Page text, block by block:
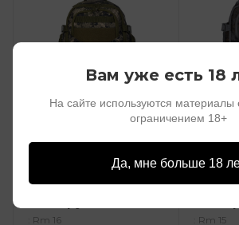
Large Hunting
Backpack Green
Forest /RR6604-997/
: Rm 16 : Rm 15
Вам уже есть 18
На сайте используются материалы
ограничением 18+
Да, мне больше 18